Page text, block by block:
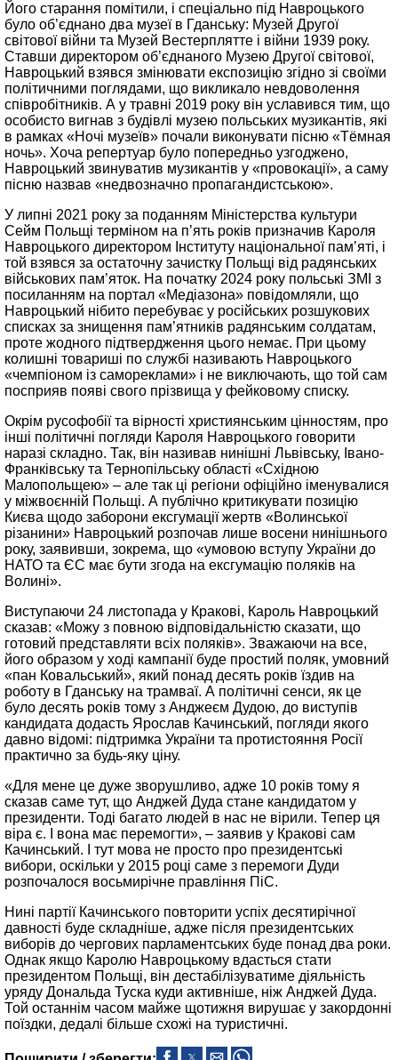
Його старання помітили, і спеціально під Навроцького
було об’єднано два музеї в Гданську: Музей Другої
світової війни та Музей Вестерплятте і війни 1939 року.
Ставши директором об’єднаного Музею Другої світової,
Навроцький взявся змінювати експозицію згідно зі своїми
політичними поглядами, що викликало невдоволення
співробітників. А у травні 2019 року він уславився тим, що
особисто вигнав з будівлі музею польських музикантів, які
в рамках «Ночі музеїв» почали виконувати пісню «Тёмная
ночь». Хоча репертуар було попередньо узгоджено,
Навроцький звинуватив музикантів у «провокації», а саму
пісню назвав «недвозначно пропагандистською».
У липні 2021 року за поданням Міністерства культури
Сейм Польщі терміном на п’ять років призначив Кароля
Навроцького директором Інституту національної пам’яті, і
той взявся за остаточну зачистку Польщі від радянських
військових пам’яток. На початку 2024 року польські ЗМІ з
посиланням на портал «Медіазона» повідомляли, що
Навроцький нібито перебуває у російських розшукових
списках за знищення пам’ятників радянським солдатам,
проте жодного підтвердження цього немає. При цьому
колишні товариші по службі називають Навроцького
«чемпіоном із самореклами» і не виключають, що той сам
посприяв появі свого прізвища у фейковому списку.
Окрім русофобії та вірності християнським цінностям, про
інші політичні погляди Кароля Навроцького говорити
наразі складно. Так, він називав нинішні Львівську, Івано-
Франківську та Тернопільську області «Східною
Малопольщею» – але так ці регіони офіційно іменувалися
у міжвоєнній Польщі. А публічно критикувати позицію
Києва щодо заборони ексгумації жертв «Волинської
різанини» Навроцький розпочав лише восени нинішнього
року, заявивши, зокрема, що «умовою вступу України до
НАТО та ЄС має бути згода на ексгумацію поляків на
Волині».
Виступаючи 24 листопада у Кракові, Кароль Навроцький
сказав: «Можу з повною відповідальністю сказати, що
готовий представляти всіх поляків». Зважаючи на все,
його образом у ході кампанії буде простий поляк, умовний
«пан Ковальський», який понад десять років їздив на
роботу в Гданську на трамваї. А політичні сенси, як це
було десять років тому з Анджеєм Дудою, до виступів
кандидата додасть Ярослав Качинський, погляди якого
давно відомі: підтримка України та протистояння Росії
практично за будь-яку ціну.
«Для мене це дуже зворушливо, адже 10 років тому я
сказав саме тут, що Анджей Дуда стане кандидатом у
президенти. Тоді багато людей в ​​нас не вірили. Тепер ця
віра є. І вона має перемогти», – заявив у Кракові сам
Качинський. І тут мова не просто про президентські
вибори, оскільки у 2015 році саме з перемоги Дуди
розпочалося восьмирічне правління ПіС.
Нині партії Качинського повторити успіх десятирічної
давності буде складніше, адже після президентських
виборів до чергових парламентських буде понад два роки.
Однак якщо Каролю Навроцькому вдасться стати
президентом Польщі, він дестабілізуватиме діяльність
уряду Дональда Туска куди активніше, ніж Анджей Дуда.
Той останнім часом майже щотижня вирушає у закордонні
поїздки, дедалі більше схожі на туристичні.